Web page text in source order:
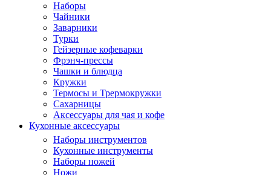
Наборы
Чайники
Заварники
Турки
Гейзерные кофеварки
Фрэнч-прессы
Чашки и блюдца
Кружки
Термосы и Трермокружки
Сахарницы
Аксессуары для чая и кофе
Кухонные аксессуары
Наборы инструментов
Кухонные инструменты
Наборы ножей
Ножи